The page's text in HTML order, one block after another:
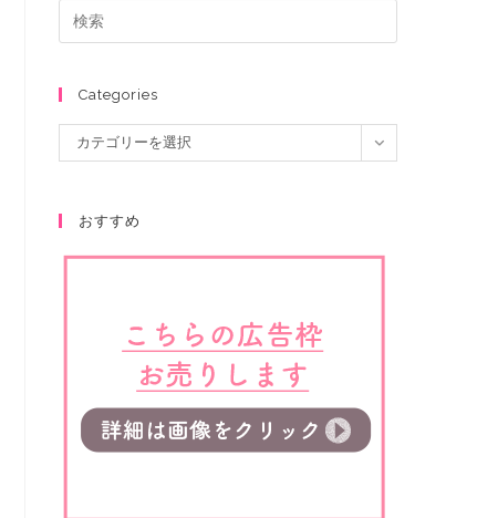
Categories
カテゴリーを選択
おすすめ